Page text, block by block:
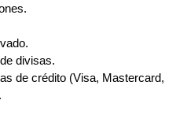
divisas.
de crédito (Visa, Mastercard,